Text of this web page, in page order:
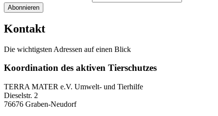
Abonnieren
Kontakt
Die wichtigsten Adressen auf einen Blick
Koordination des aktiven Tierschutzes
TERRA MATER e.V. Umwelt- und Tierhilfe
Dieselstr. 2
76676 Graben-Neudorf